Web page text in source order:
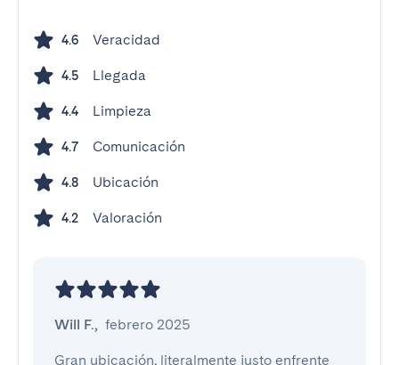
4.6 Veracidad
4.5 Llegada
4.4 Limpieza
4.7 Comunicación
4.8 Ubicación
4.2 Valoración
Will F., febrero 2025
Gran ubicación, literalmente justo enfrente